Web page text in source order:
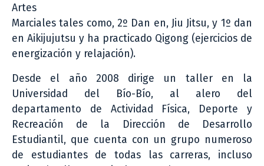
Artes
Marciales tales como, 2º Dan en, Jiu Jitsu, y 1º dan
en Aikijujutsu y ha practicado Qigong (ejercicios de
energización y relajación).
Desde el año 2008 dirige un taller en la
Universidad del Bío-Bío, al alero del
departamento de Actividad Física, Deporte y
Recreación de la Dirección de Desarrollo
Estudiantil, que cuenta con un grupo numeroso
de estudiantes de todas las carreras, incluso